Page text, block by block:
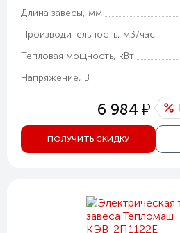
Длина завесы, мм
Производительность, м3/час
Тепловая мощность, кВт
Напряжение, В
6 984 у
ПОЛУЧИТЬ СКИДКУ